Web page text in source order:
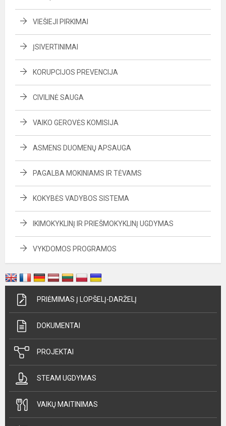
VIEŠIEJI PIRKIMAI
ĮSIVERTINIMAI
KORUPCIJOS PREVENCIJA
CIVILINĖ SAUGA
VAIKO GEROVĖS KOMISIJA
ASMENS DUOMENŲ APSAUGA
PAGALBA MOKINIAMS IR TĖVAMS
KOKYBĖS VADYBOS SISTEMA
IKIMOKYKLINĮ IR PRIEŠMOKYKLINĮ UGDYMAS
VYKDOMOS PROGRAMOS
PRIĖMIMAS Į LOPŠELĮ-DARŽELĮ
DOKUMENTAI
PROJEKTAI
STEAM UGDYMAS
VAIKŲ MAITINIMAS